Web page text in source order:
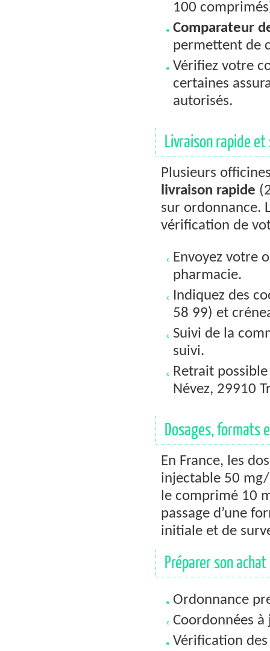
100
Comparateur
permettent de
Vérifiez votre
certaines
autorisés.
Livraison rapide
Plusieurs
livraison rapide
sur ordonnance.
vérification de
Envoyez votre
pharmacie.
Indiquez des
58 99) et
Suivi de la
suivi.
Retrait
Névez, 29910
Dosages, formats
En France, les
injectable 50
le comprimé 10
passage d’une
initiale et de
Préparer son
Ordonnance
Coordonnées
Vérification